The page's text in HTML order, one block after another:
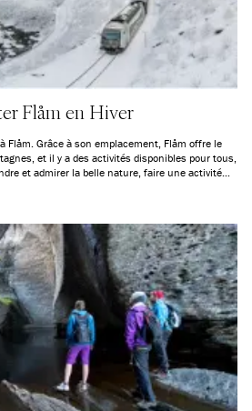
Flåm en Hiver
Flåm. Grâce à son emplacement, Flåm offre le
et il y a des activités disponibles pour tous,
et admirer la belle nature, faire une activité